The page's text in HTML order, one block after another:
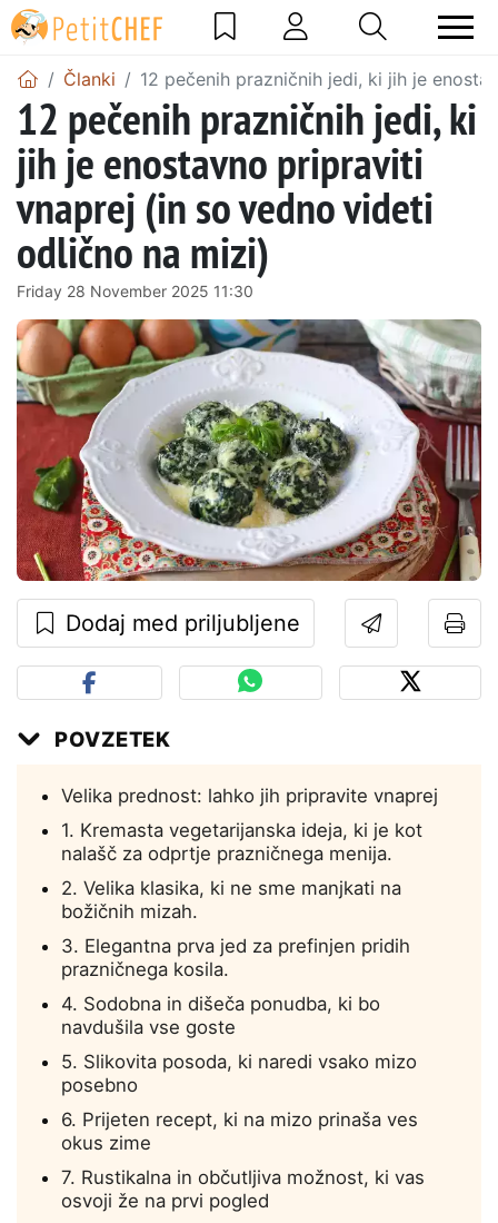
Članki 12 pečenih prazničnih jedi, ki jih je
12 pečenih prazničnih jedi, ki
jih je enostavno pripraviti
vnaprej (in so vedno videti
odlično na mizi)
Friday 28 November 2025 11:30
Dodaj med priljubljene
POVZETEK
Velika prednost: lahko jih pripravite vnaprej
1. Kremasta vegetarijanska ideja, ki je kot
nalašč za odprtje prazničnega menija.
2. Velika klasika, ki ne sme manjkati na
božičnih mizah.
3. Elegantna prva jed za prefinjen pridih
prazničnega kosila.
4. Sodobna in dišeča ponudba, ki bo
navdušila vse goste
5. Slikovita posoda, ki naredi vsako mizo
posebno
6. Prijeten recept, ki na mizo prinaša ves
okus zime
7. Rustikalna in občutljiva možnost, ki vas
osvoji že na prvi pogled